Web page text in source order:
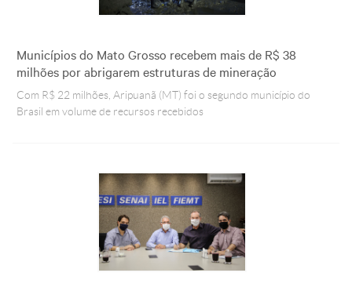
Municípios do Mato Grosso recebem mais de R$ 38
milhões por abrigarem estruturas de mineração
Com R$ 22 milhões, Aripuanã (MT) foi o segundo município do
Brasil em volume de recursos recebidos